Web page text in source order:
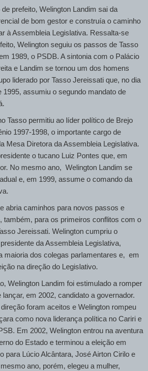
prefeito, Welington Landim sai da
de bom gestor e construía o caminho
à Assembleia Legislativa. Ressalta-se
Welington seguiu os passos de Tasso
1989, o PSDB. A sintonia com o Palácio
e Landim se tornou um dos homens
liderado por Tasso Jereissati que, no dia
1995, assumiu o segundo mandato de
Tasso permitiu ao líder político de Brejo
1997-1998, o importante cargo de
Mesa Diretora da Assembleia Legislativa.
o tucano Luiz Pontes que, em
No mesmo ano, Welington Landim se
e, em 1999, assume o comando da
abria caminhos para novos passos e
também, para os primeiros conflitos com o
Jereissati. Welington cumpriu o
da Assembleia Legislativa,
maioria dos colegas parlamentares e, em
na direção do Legislativo.
Welington Landim foi estimulado a romper
em 2002, candidato a governador.
foram aceitos e Welington rompeu
como nova liderança política no Cariri e
Em 2002, Welington entrou na aventura
do Estado e terminou a eleição em
para Lúcio Alcântara, José Airton Cirilo e
ano, porém, elegeu a mulher,